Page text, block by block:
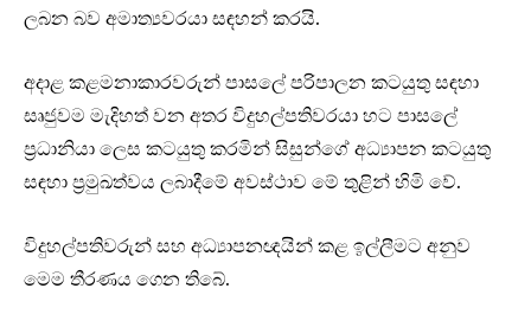
ලබන බව අමාත්‍යවරයා සඳහන් කරයි.
අදාළ කළමනාකාරවරුන් පාසලේ පරිපාලන කටයුතු සඳහා
සෘජුවම මැදිහත් වන අතර විදුහල්පතිවරයා හට පාසලේ
ප්‍රධානියා ලෙස කටයුතු කරමින් සිසුන්ගේ අධ්‍යාපන කටයුතු
සඳහා ප්‍රමුඛත්වය ලබාදීමේ අවස්ථාව මේ තුළින් හිමි වේ.
විදුහල්පතිවරුන් සහ අධ්‍යාපනඥයින් කළ ඉල්ලීමට අනුව
මෙම තීරණය ගෙන තිබේ.